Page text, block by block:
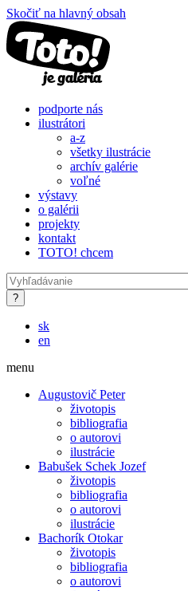
Skočiť na hlavný obsah
podporte nás
ilustrátori
a-z
všetky ilustrácie
archív galérie
voľné
výstavy
o galérii
projekty
kontakt
TOTO! chcem
sk
en
menu
Augustovič Peter
životopis
bibliografia
o autorovi
ilustrácie
Babušek Schek Jozef
životopis
bibliografia
o autorovi
ilustrácie
Bachorík Otokar
životopis
bibliografia
o autorovi